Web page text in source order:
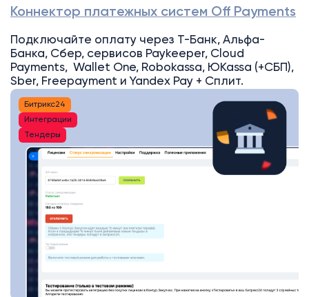
Коннектор платежных систем Off Payments
Подключайте оплату через Т-Банк, Альфа-
Банка, Сбер, сервисов Paykeeper, Cloud
Payments, Wallet One, Robokassa, ЮKassa (+СБП),
Sber, Freepayment и Yandex Pay + Сплит.
Битрикс24
Интеграции
Тендеры